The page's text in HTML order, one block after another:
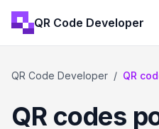
QR Code Developer
QR Code Developer / QR
QR codes